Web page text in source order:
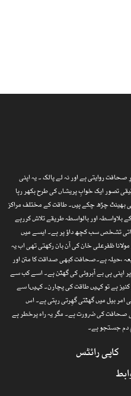
روایتی ہے اور نہ لے پالک ۔ یہ اپنی
تصور ایک خوابِ پریشاں کی طرح بکھر رہا
بھینٹ چڑھ چکے ہیں۔ طاقت کے مختلف مراکز
اور بالواسطہ طریقے تلاش کررہے
تشخص سب کچھ داؤ پر ہے۔ ایسے میں
ظفرعلی خان کی آن بان رکھتی تھی اب یہ
،حیلہ ہے۔صحافت کبھی صداقت کا متن اور
اپنی ہی بے آبروئی کی گھٹن ہے۔ اسے کب سے
کنیز ہے تو کہیں طاقت کی پچارن۔ کہیںا سے
امر بیل میں گھٹتی گھِرتی رہتی ہے۔ اس
کی ضرورت ہے۔ مگر یہ راہ پرخطر ہے
دم جستجو ہے۔
کاپی رائٹس